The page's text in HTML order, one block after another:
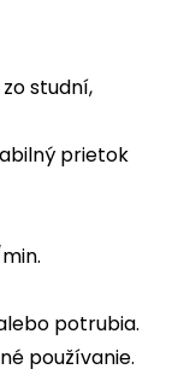
studní,
prietok
potrubia.
používanie.